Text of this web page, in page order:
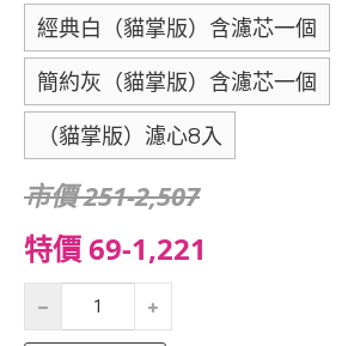
經典白（貓掌版）含濾芯一個
簡約灰（貓掌版）含濾芯一個
（貓掌版）濾心8入
市價 251-2,507
特價 69-1,221